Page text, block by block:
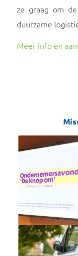
ze graag om
duurzame
Meer info en